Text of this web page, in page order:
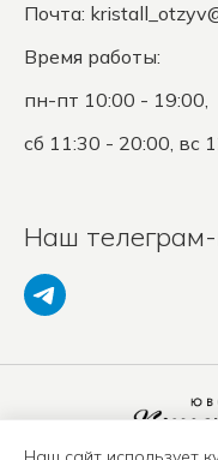
Почта:
Время работы:
пн-пт 10:00 - 19:00,
сб 11:30 - 20:00, вс
Наш